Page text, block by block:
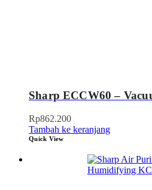
Sharp ECCW60 –
Rp862.200
Tambah ke keranjang
Quick View